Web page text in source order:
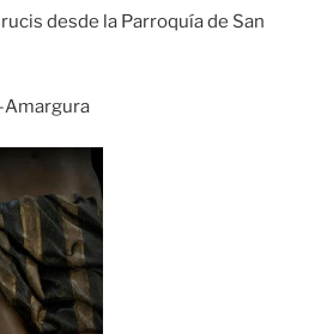
desde la Parroquía de San
Amargura